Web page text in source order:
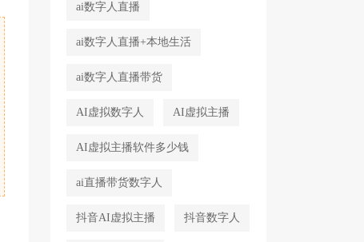
ai数字人直播
ai数字人直播+本地生活
ai数字人直播带货
AI虚拟数字人 AI虚拟主播
AI虚拟主播软件多少钱
ai直播带货数字人
抖音AI虚拟主播 抖音数字人